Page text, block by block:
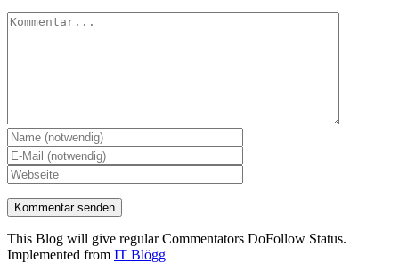
Kommentar
This Blog will give regular Commentators DoFollow Status.
Implemented from IT Blögg